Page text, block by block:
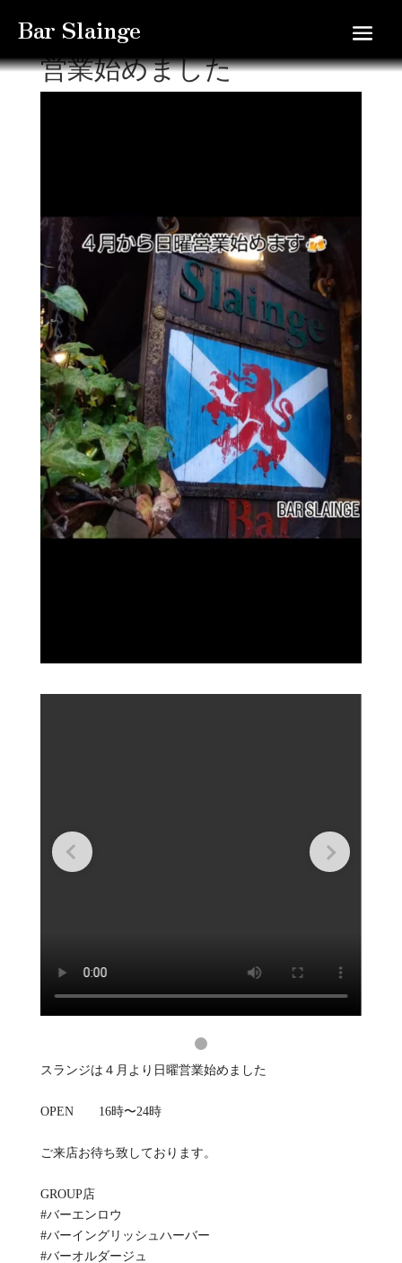
Bar Slainge
スランジは４月より日曜
営業始めました
スランジは４月より日曜営業始めました
OPEN 16時〜24時
ご来店お待ち致しております。
GROUP店
#バーエンロウ
#バーイングリッシュハーバー
#バーオルダージュ